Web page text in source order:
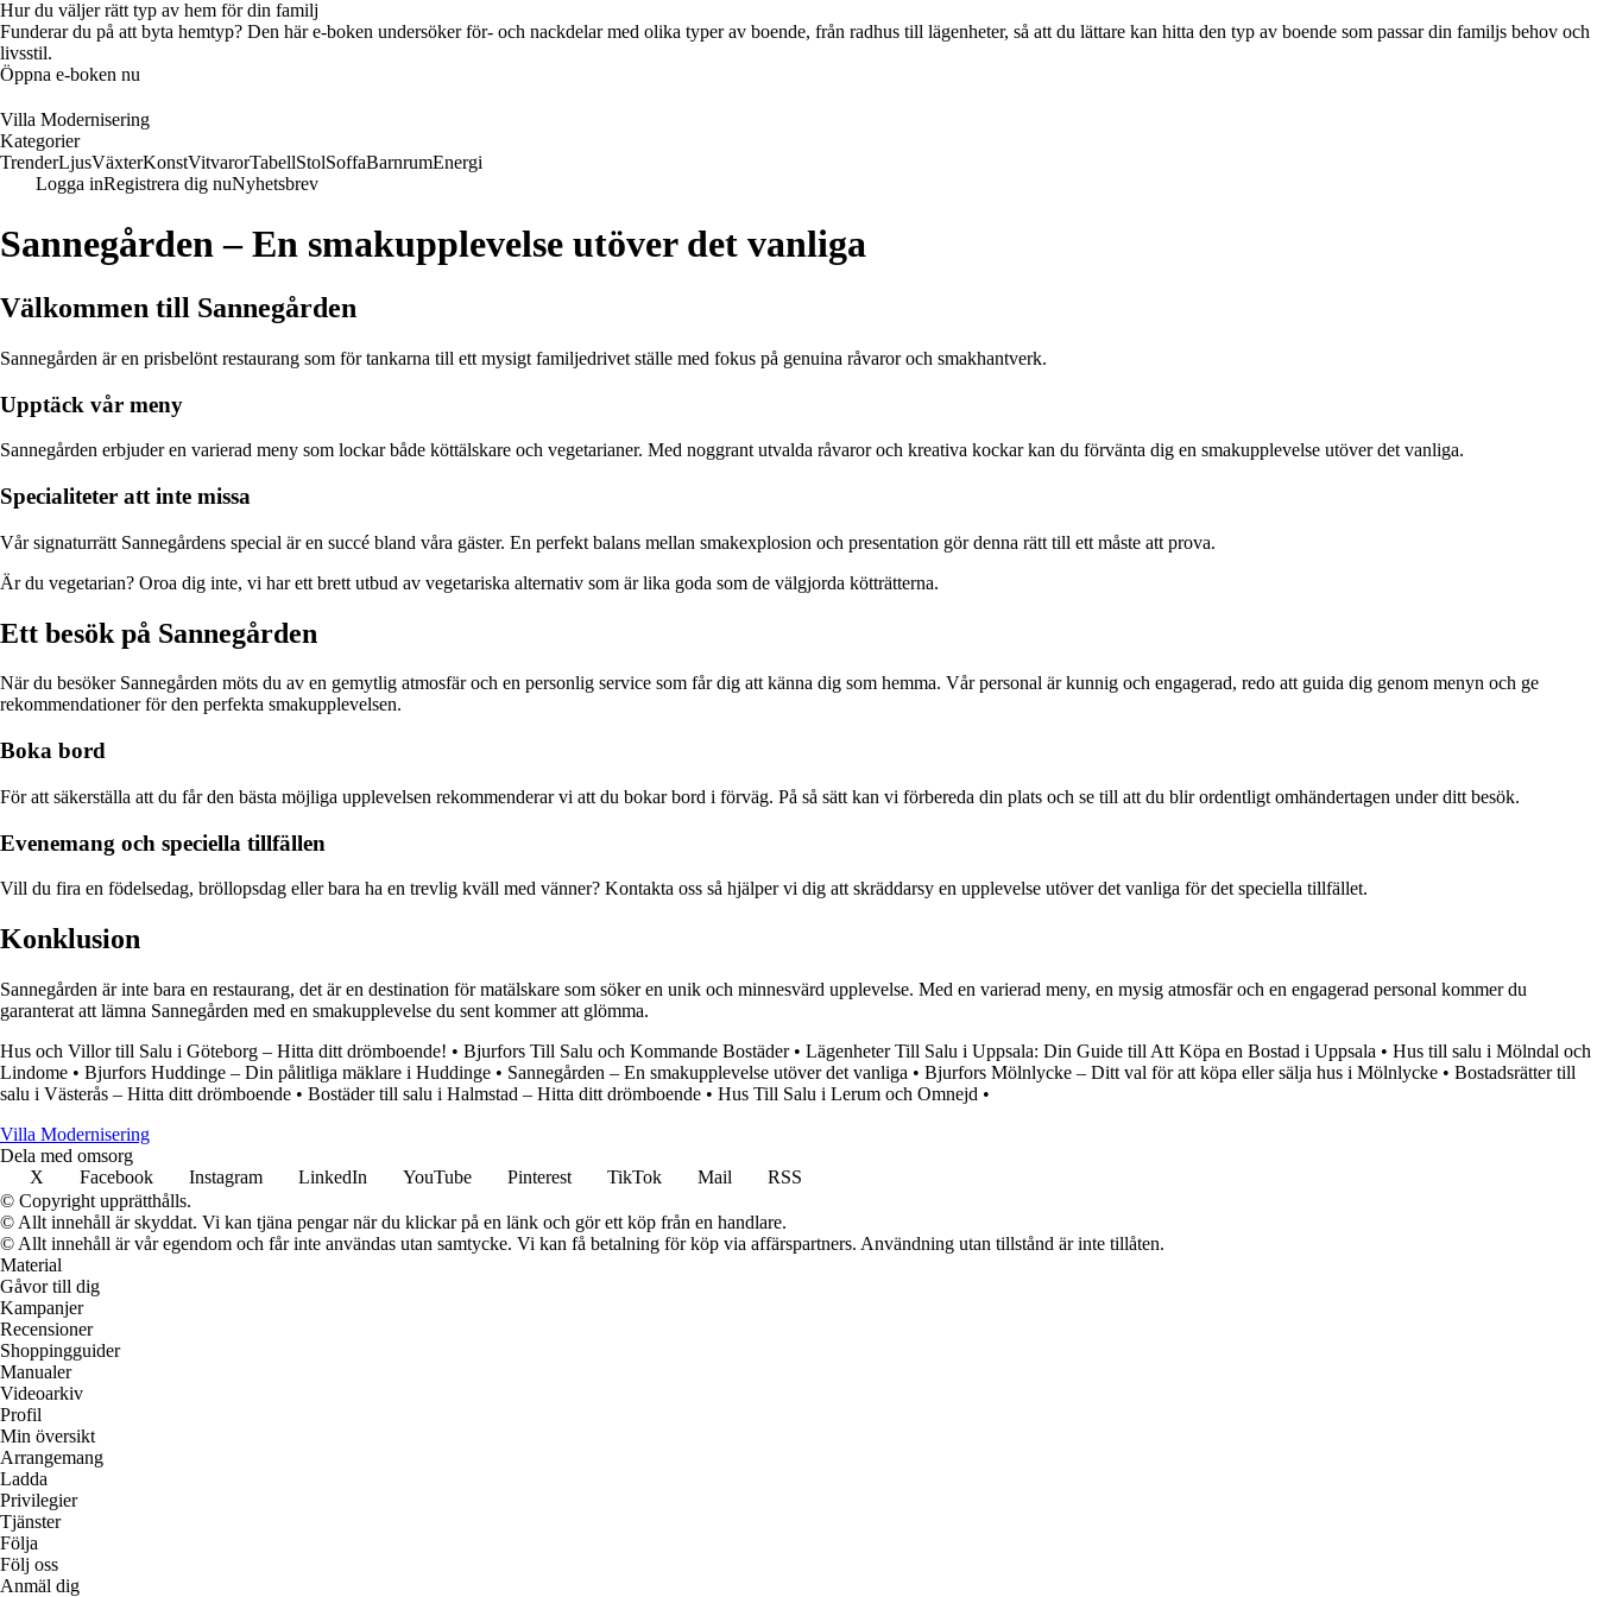
Hur du väljer rätt typ av hem för din familj
Funderar du på att byta hemtyp? Den här e-boken undersöker för- och nackdelar med olika typer av boende, från radhus till lägenheter, så att du lättare kan hitta den typ av boende som passar din familjs behov och
livsstil.
Öppna e-boken nu
Villa Modernisering
Kategorier
TrenderLjusVäxterKonstVitvarorTabellStolSoffaBarnrumEnergi
Logga inRegistrera dig nuNyhetsbrev
Sannegården – En smakupplevelse utöver det vanliga
Välkommen till Sannegården
Sannegården är en prisbelönt restaurang som för tankarna till ett mysigt familjedrivet ställe med fokus på genuina råvaror och smakhantverk.
Upptäck vår meny
Sannegården erbjuder en varierad meny som lockar både köttälskare och vegetarianer. Med noggrant utvalda råvaror och kreativa kockar kan du förvänta dig en smakupplevelse utöver det vanliga.
Specialiteter att inte missa
Vår signaturrätt Sannegårdens special är en succé bland våra gäster. En perfekt balans mellan smakexplosion och presentation gör denna rätt till ett måste att prova.
Är du vegetarian? Oroa dig inte, vi har ett brett utbud av vegetariska alternativ som är lika goda som de välgjorda kötträtterna.
Ett besök på Sannegården
När du besöker Sannegården möts du av en gemytlig atmosfär och en personlig service som får dig att känna dig som hemma. Vår personal är kunnig och engagerad, redo att guida dig genom menyn och ge
rekommendationer för den perfekta smakupplevelsen.
Boka bord
För att säkerställa att du får den bästa möjliga upplevelsen rekommenderar vi att du bokar bord i förväg. På så sätt kan vi förbereda din plats och se till att du blir ordentligt omhändertagen under ditt besök.
Evenemang och speciella tillfällen
Vill du fira en födelsedag, bröllopsdag eller bara ha en trevlig kväll med vänner? Kontakta oss så hjälper vi dig att skräddarsy en upplevelse utöver det vanliga för det speciella tillfället.
Konklusion
Sannegården är inte bara en restaurang, det är en destination för matälskare som söker en unik och minnesvärd upplevelse. Med en varierad meny, en mysig atmosfär och en engagerad personal kommer du
garanterat att lämna Sannegården med en smakupplevelse du sent kommer att glömma.
Hus och Villor till Salu i Göteborg – Hitta ditt drömboende! • Bjurfors Till Salu och Kommande Bostäder• Lägenheter Till Salu i Uppsala: Din Guide till Att Köpa en Bostad i Uppsala • Hus till salu i Mölndal och
Lindome • Bjurfors Huddinge – Din pålitliga mäklare i Huddinge • Sannegården – En smakupplevelse utöver det vanliga • Bjurfors Mölnlycke – Ditt val för att köpa eller sälja hus i Mölnlycke • Bostadsrätter till
salu i Västerås – Hitta ditt drömboende • Bostäder till salu i Halmstad – Hitta ditt drömboende • Hus Till Salu i Lerum och Omnejd •
Villa Modernisering
Dela med omsorg
X
Facebook Instagram LinkedIn YouTube Pinterest TikTok Mail
RSS
© Copyright upprätthålls.
© Allt innehåll är skyddat. Vi kan tjäna pengar när du klickar på en länk och gör ett köp från en handlare.
© Allt innehåll är vår egendom och får inte användas utan samtycke. Vi kan få betalning för köp via affärspartners. Användning utan tillstånd är inte tillåten.
Material
Gåvor till dig
Kampanjer
Recensioner
Shoppingguider
Manualer
Videoarkiv
Profil
Min översikt
Arrangemang
Ladda
Privilegier
Tjänster
Följa
Följ oss
Anmäl dig